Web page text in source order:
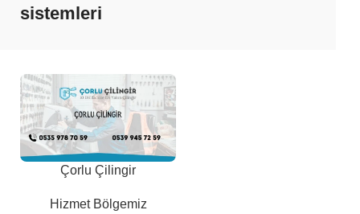
sistemleri
Çorlu Çilingir
Hizmet Bölgemiz